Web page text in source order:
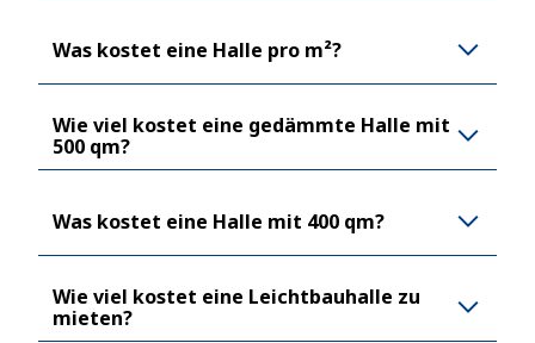
Was kostet eine Halle pro m²?
Wie viel kostet eine gedämmte Halle mit
500 qm?
Was kostet eine Halle mit 400 qm?
Wie viel kostet eine Leichtbauhalle zu
mieten?